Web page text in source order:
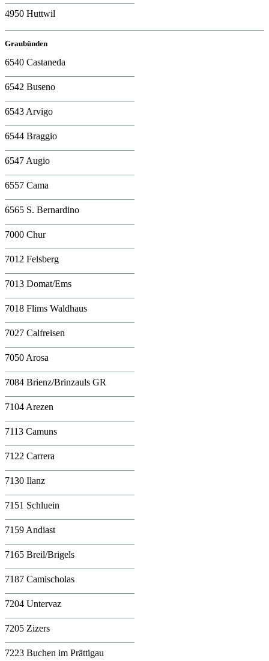
4950 Huttwil
Graubünden
6540 Castaneda
6542 Buseno
6543 Arvigo
6544 Braggio
6547 Augio
6557 Cama
6565 S. Bernardino
7000 Chur
7012 Felsberg
7013 Domat/Ems
7018 Flims Waldhaus
7027 Calfreisen
7050 Arosa
7084 Brienz/Brinzauls GR
7104 Arezen
7113 Camuns
7122 Carrera
7130 Ilanz
7151 Schluein
7159 Andiast
7165 Breil/Brigels
7187 Camischolas
7204 Untervaz
7205 Zizers
7223 Buchen im Prättigau